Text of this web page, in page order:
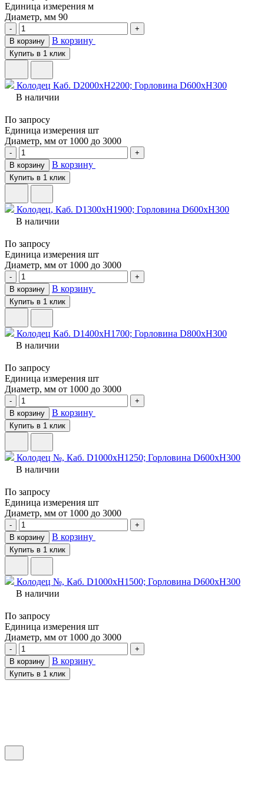
Единица измерения м
Диаметр, мм 90
-
+
В корзину
В корзину
Купить в 1 клик
Колодец Каб. D2000хH2200; Горловина D600хH300
В наличии
По запросу
Единица измерения шт
Диаметр, мм от 1000 до 3000
-
+
В корзину
В корзину
Купить в 1 клик
Колодец, Каб. D1300хH1900; Горловина D600хH300
В наличии
По запросу
Единица измерения шт
Диаметр, мм от 1000 до 3000
-
+
В корзину
В корзину
Купить в 1 клик
Колодец Каб. D1400хH1700; Горловина D800хH300
В наличии
По запросу
Единица измерения шт
Диаметр, мм от 1000 до 3000
-
+
В корзину
В корзину
Купить в 1 клик
Колодец №, Каб. D1000хH1250; Горловина D600хH300
В наличии
По запросу
Единица измерения шт
Диаметр, мм от 1000 до 3000
-
+
В корзину
В корзину
Купить в 1 клик
Колодец №, Каб. D1000хH1500; Горловина D600хH300
В наличии
По запросу
Единица измерения шт
Диаметр, мм от 1000 до 3000
-
+
В корзину
В корзину
Купить в 1 клик